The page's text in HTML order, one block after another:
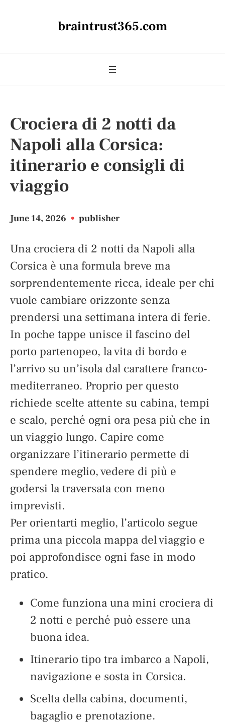
braintrust365.com
Crociera di 2 notti da
Napoli alla Corsica:
itinerario e consigli di
viaggio
June 14, 2026 • publisher
Una crociera di 2 notti da Napoli alla
Corsica è una formula breve ma
sorprendentemente ricca, ideale per chi
vuole cambiare orizzonte senza
prendersi una settimana intera di ferie.
In poche tappe unisce il fascino del
porto partenopeo, la vita di bordo e
l’arrivo su un’isola dal carattere franco-
mediterraneo. Proprio per questo
richiede scelte attente su cabina, tempi
e scalo, perché ogni ora pesa più che in
un viaggio lungo. Capire come
organizzare l’itinerario permette di
spendere meglio, vedere di più e
godersi la traversata con meno
imprevisti.
Per orientarti meglio, l’articolo segue
prima una piccola mappa del viaggio e
poi approfondisce ogni fase in modo
pratico.
Come funziona una mini crociera di
2 notti e perché può essere una
buona idea.
Itinerario tipo tra imbarco a Napoli,
navigazione e sosta in Corsica.
Scelta della cabina, documenti,
bagaglio e prenotazione.